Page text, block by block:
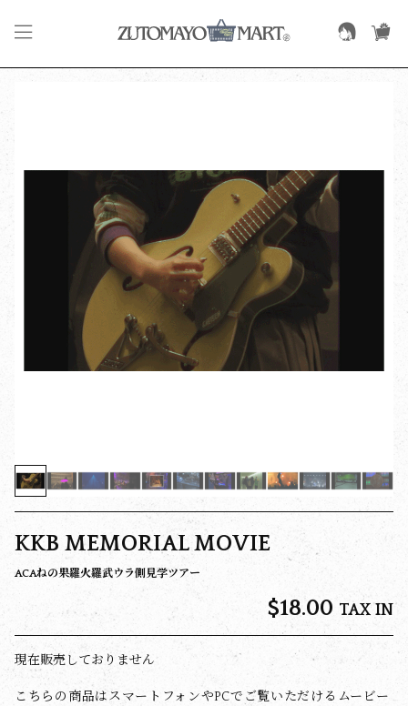
KKB MEMORIAL MOVIE
ACAねの果羅火羅武ウラ側見学ツアー
$‌18.00 TAX IN
現在販売しておりません
こちらの商品はスマートフォンやPCでご覧いただけるムービー